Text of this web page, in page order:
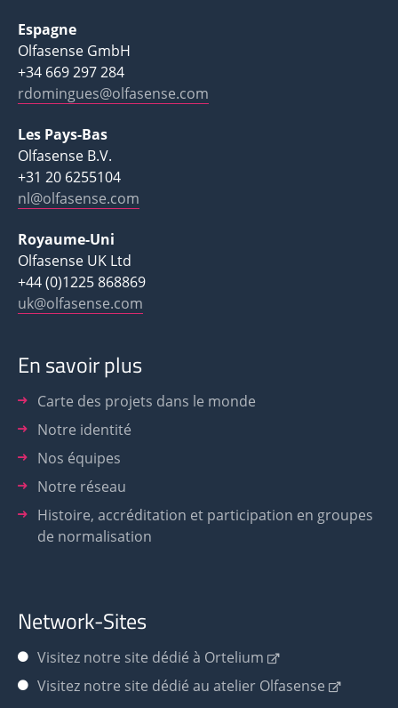
Espagne
Olfasense GmbH
+34 669 297 284
rdomingues@olfasense.com
Les Pays-Bas
Olfasense B.V.
+31 20 6255104
nl@olfasense.com
Royaume-Uni
Olfasense UK Ltd
+44 (0)1225 868869
uk@olfasense.com
En savoir plus
Carte des projets dans le monde
Notre identité
Nos équipes
Notre réseau
Histoire, accréditation et participation en groupes
de normalisation
Network-Sites
Visitez notre site dédié à Ortelium
Visitez notre site dédié au atelier Olfasense